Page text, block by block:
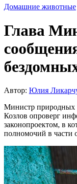
Домашние животные
Глава
Автор: Юлия
Министр природных
Козлов опроверг
законопроектом, в
полномочий в части